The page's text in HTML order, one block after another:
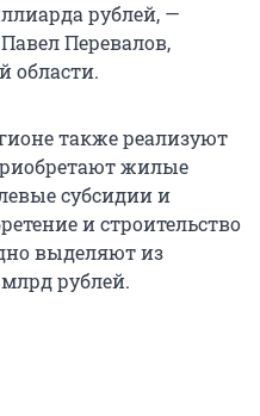
рублей, —
Перевалов,
области.
также реализуют
жилые
субсидии и
и строительство
выделяют из
рублей.